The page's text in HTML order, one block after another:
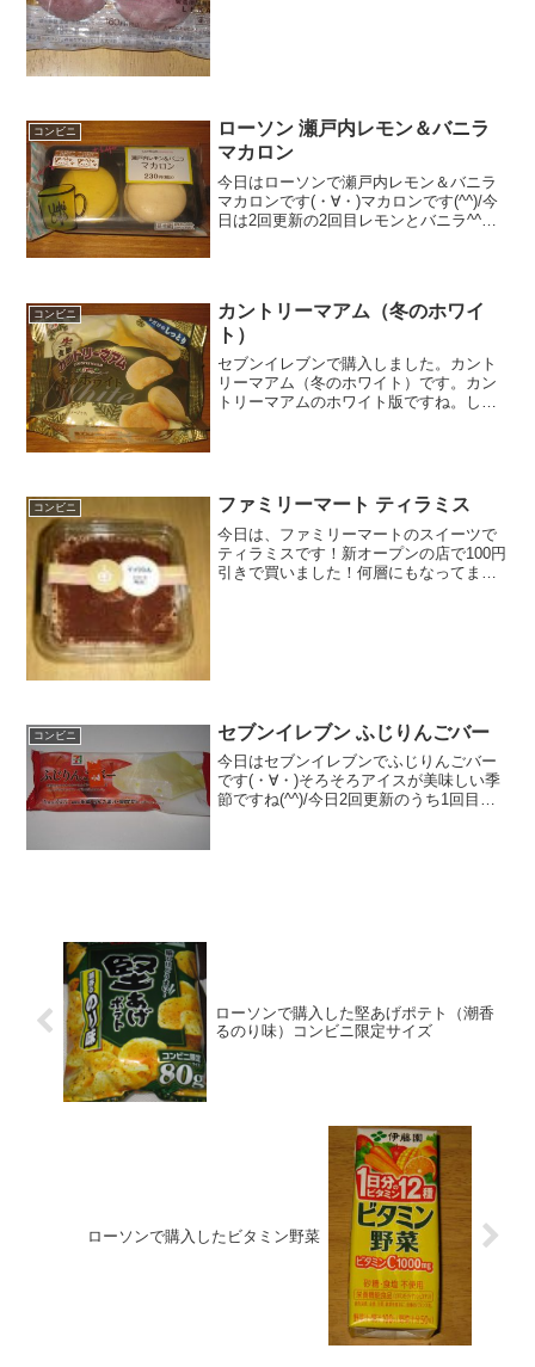
コンビニ
ローソン 瀬戸内レモン＆バニラ
マカロン
今日はローソンで瀬戸内レモン＆バニラ
マカロンです(・∀・)マカロンです(^^)/今
日は2回更新の2回目レモンとバニラ^^中
コンビニ
カントリーマアム（冬のホワイ
ト）
セブンイレブンで購入しました。カント
リーマアム（冬のホワイト）です。カン
トリーマアムのホワイト版ですね。しっ
コンビニ ファミリーマート ティラミス
今日は、ファミリーマートのスイーツで
ティラミスです！新オープンの店で100円
引きで買いました！何層にもなってます♪
コンビニ セブンイレブン ふじりんごバー
今日はセブンイレブンでふじりんごバー
です(・∀・)そろそろアイスが美味しい季
節ですね(^^)/今日2回更新のうち1回目き
ローソンで購入した堅あげポテト（潮香
るのり味）コンビニ限定サイズ
ローソンで購入したビタミン野菜